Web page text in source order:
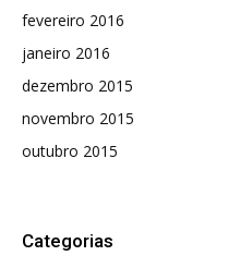
fevereiro 2016
janeiro 2016
dezembro 2015
novembro 2015
outubro 2015
Categorias